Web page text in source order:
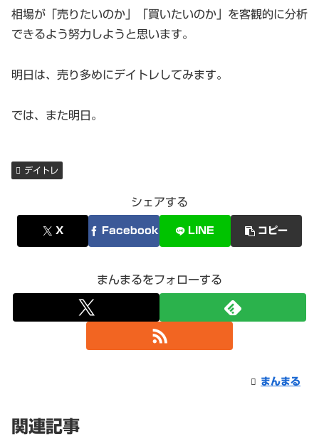
相場が「売りたいのか」「買いたいのか」を客観的に分析
できるよう努力しようと思います。
明日は、売り多めにデイトレしてみます。
では、また明日。
デイトレ
シェアする
X Facebook LINE コピー
まんまるをフォローする
まんまる
関連記事